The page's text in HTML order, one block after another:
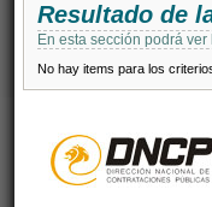
Resultado de
En esta sección podrá
No hay items para los